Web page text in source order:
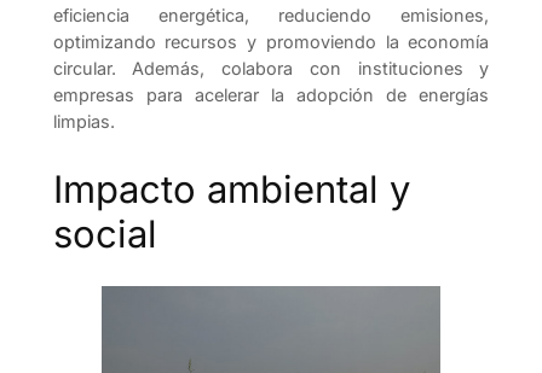
eficiencia energética, reduciendo emisiones,
optimizando recursos y promoviendo la economía
circular. Además, colabora con instituciones y
empresas para acelerar la adopción de energías
limpias.
Impacto ambiental y
social